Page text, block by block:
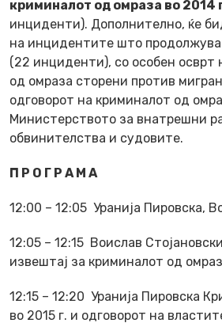
криминалот од омраза во 2014
инциденти). Дополнително, ќе
на инцидентите што
(22 инциденти), со особен осврт
од омраза сторени против
одговорот на криминалот од
Министерството за внатрешни
обвинителства и судовите.
П Р О Г Р А М А
12:00 – 12:05 Уранија Пировска,
12:05 – 12:15 Воислав
извештај за криминалот од
12:15 – 12:20 Уранија Пировска
во 2015 г. и одговорот на